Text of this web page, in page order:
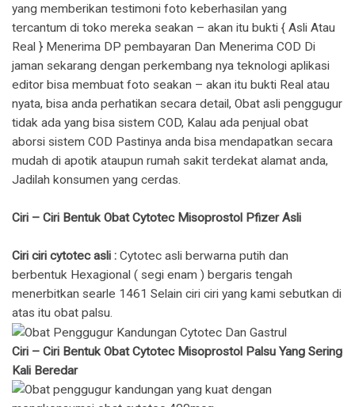
yang memberikan testimoni foto keberhasilan yang
tercantum di toko mereka seakan – akan itu bukti { Asli Atau
Real } Menerima DP pembayaran Dan Menerima COD Di
jaman sekarang dengan perkembang nya teknologi aplikasi
editor bisa membuat foto seakan – akan itu bukti Real atau
nyata, bisa anda perhatikan secara detail, Obat asli penggugur
tidak ada yang bisa sistem COD, Kalau ada penjual obat
aborsi sistem COD Pastinya anda bisa mendapatkan secara
mudah di apotik ataupun rumah sakit terdekat alamat anda,
Jadilah konsumen yang cerdas.
Ciri – Ciri Bentuk Obat Cytotec Misoprostol Pfizer Asli
Ciri ciri cytotec asli : Cytotec asli berwarna putih dan
berbentuk Hexagional ( segi enam ) bergaris tengah
menerbitkan searle 1461 Selain ciri ciri yang kami sebutkan di
atas itu obat palsu.
Ciri – Ciri Bentuk Obat Cytotec Misoprostol Palsu Yang Sering
Kali Beredar